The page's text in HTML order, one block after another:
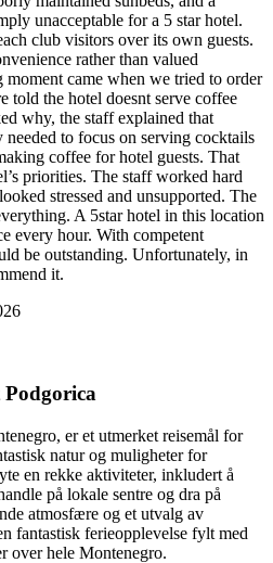
unacceptable for a 5 star hotel.
club visitors over its own guests.
rather than valued
moment came when we tried to order
told the hotel doesnt serve coffee
why, the staff explained that
needed to focus on serving cocktails
coffee for hotel guests. That
priorities. The staff worked hard
stressed and unsupported. The
A 5star hotel in this location
every hour. With competent
be outstanding. Unfortunately, in
it.
er et utmerket reisemål for
natur og muligheter for
en rekke aktiviteter, inkludert å
på lokale sentre og dra på
atmosfære og et utvalg av
fantastisk ferieopplevelse fylt med
over hele Montenegro.